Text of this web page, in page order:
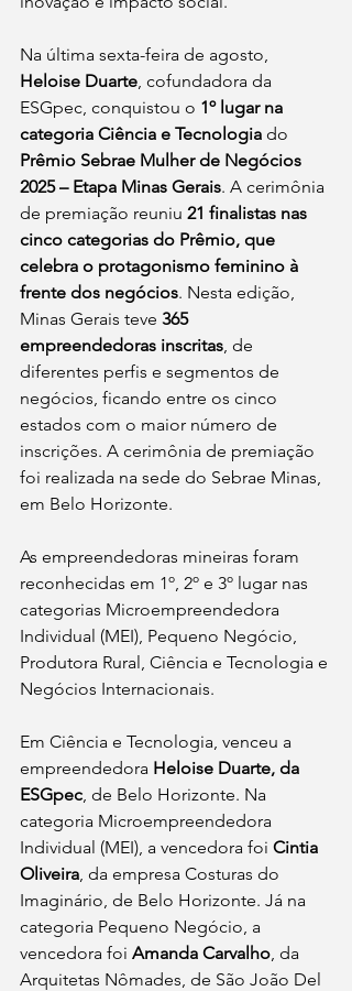
Na última sexta-feira de agosto,
Heloise Duarte, cofundadora da
ESGpec, conquistou o 1º lugar na
categoria Ciência e Tecnologia do
Prêmio Sebrae Mulher de Negócios
2025 – Etapa Minas Gerais. A cerimônia
de premiação reuniu 21 finalistas nas
cinco categorias do Prêmio, que
celebra o protagonismo feminino à
frente dos negócios. Nesta edição,
Minas Gerais teve 365
empreendedoras inscritas, de
diferentes perfis e segmentos de
negócios, ficando entre os cinco
estados com o maior número de
inscrições. A cerimônia de premiação
foi realizada na sede do Sebrae Minas,
em Belo Horizonte.
As empreendedoras mineiras foram
reconhecidas em 1º, 2º e 3º lugar nas
categorias Microempreendedora
Individual (MEI), Pequeno Negócio,
Produtora Rural, Ciência e Tecnologia e
Negócios Internacionais.
Em Ciência e Tecnologia, venceu a
empreendedora Heloise Duarte, da
ESGpec, de Belo Horizonte. Na
categoria Microempreendedora
Individual (MEI), a vencedora foi Cintia
Oliveira, da empresa Costuras do
Imaginário, de Belo Horizonte. Já na
categoria Pequeno Negócio, a
vencedora foi Amanda Carvalho, da
Arquitetas Nômades, de São João Del